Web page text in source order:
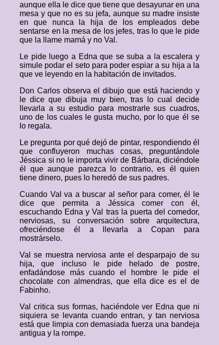
aunque ella le dice que tiene que desayunar en una
mesa y que no es su jefa, aunque su madre insiste
en que nunca la hija de los empleados debe
sentarse en la mesa de los jefes, tras lo que le pide
que la llame mamá y no Val.
Le pide luego a Edna que se suba a la escalera y
simule podar el seto para poder espiar a su hija a la
que ve leyendo en la habitación de invitados.
Don Carlos observa el dibujo que está haciendo y
le dice que dibuja muy bien, tras lo cual decide
llevarla a su estudio para mostrarle sus cuadros,
uno de los cuales le gusta mucho, por lo que él se
lo regala.
Le pregunta por qué dejó de pintar, respondiendo él
que confluyeron muchas cosas, preguntándole
Jéssica si no le importa vivir de Bárbara, diciéndole
él que aunque parezca lo contrario, es él quien
tiene dinero, pues lo heredó de sus padres.
Cuando Val va a buscar al señor para comer, él le
dice que permita a Jéssica comer con él,
escuchando Edna y Val tras la puerta del comedor,
nerviosas, su conversación sobre arquitectura,
ofreciéndose él a llevarla a Copan para
mostrárselo.
Val se muestra nerviosa ante el desparpajo de su
hija, que incluso le pide helado de postre,
enfadándose más cuando el hombre le pide el
chocolate con almendras, que ella dice es el de
Fabinho.
Val critica sus formas, haciéndole ver Edna que ni
siquiera se levanta cuando entran, y tan nerviosa
está que limpia con demasiada fuerza una bandeja
antigua y la rompe.